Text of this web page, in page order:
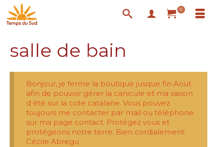
0
salle de bain
Bonjour, je ferme la boutique jusque fin Aout
afin de pouvoir gérer la canicule et ma saison
d été sur la cote catalane. Vous pouvez
toujours me contacter par mail ou téléphone
sur ma page contact. Protégez vous et
protégeons notre terre. Bien cordialement.
Cécile Abregu